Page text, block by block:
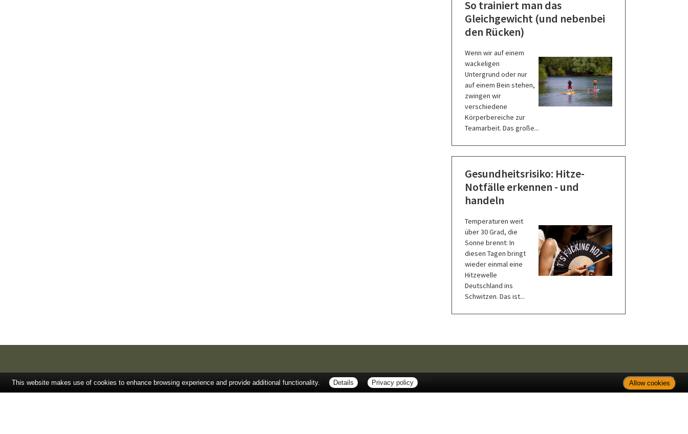
So trainiert man das
Gleichgewicht (und nebenbei
den Rücken)
Wenn wir auf einem
wackeligen
Untergrund oder nur
auf einem Bein stehen,
zwingen wir
verschiedene
Körperbereiche zur
Teamarbeit. Das große...
Gesundheitsrisiko: Hitze-
Notfälle erkennen - und
handeln
Temperaturen weit
über 30 Grad, die
Sonne brennt: In
diesen Tagen bringt
wieder einmal eine
Hitzewelle
Deutschland ins
Schwitzen. Das ist...
KONTAKT SITEMAP DATENSCHUTZ VERBRAUCHERRECHTE BARRIEREFREIHEIT IMPRESSUM
This website makes use of cookies to enhance browsing experience and provide additional functionality. Details Privacy policy Allow cookies